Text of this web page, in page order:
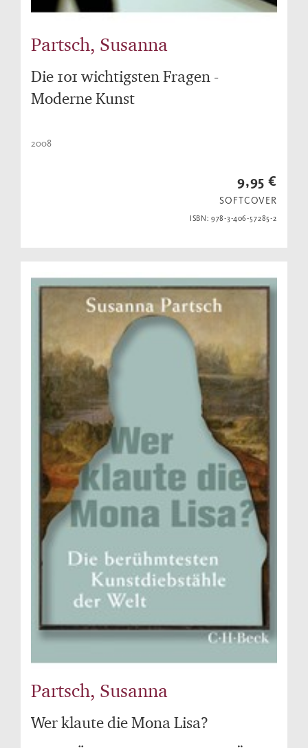
Partsch, Susanna
Die 101 wichtigsten Fragen -
Moderne Kunst
2008
9,95 €
SOFTCOVER
ISBN: 978-3-406-57285-2
Partsch, Susanna
Wer klaute die Mona Lisa?